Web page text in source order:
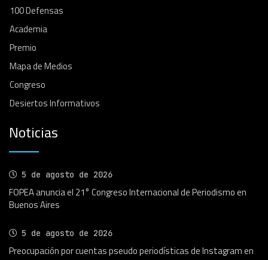
100 Defensas
Academia
Premio
Mapa de Medios
Congreso
Desiertos Informativos
Noticias
5 de agosto de 2026
FOPEA anuncia el 21° Congreso Internacional de Periodismo en
Buenos Aires
5 de agosto de 2026
Preocupación por cuentas pseudo periodísticas de Instagram en